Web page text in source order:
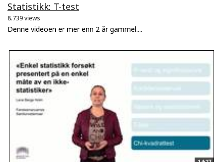
Statistikk: T-test
8.739 views
Denne videoen er mer enn 2 år gammel....